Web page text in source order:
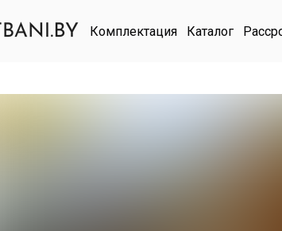
Комплектация Каталог